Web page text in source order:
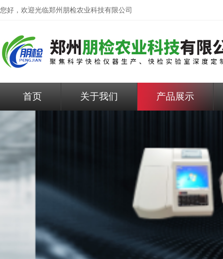
您好，欢迎光临郑州朋检农业科技有限公司
首页 关于我们 产品展示